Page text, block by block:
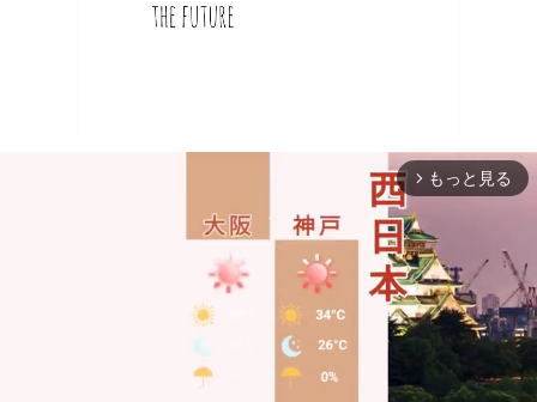
arrow_forward_ios もっと見る